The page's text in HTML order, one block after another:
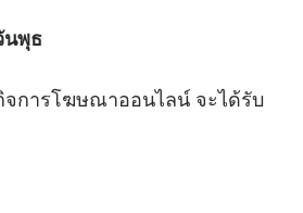
นพุธ
จการโฆษณาออนไลน์ จะได้รับ